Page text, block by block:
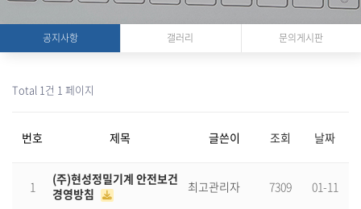
공지사항 갤러리 문의게시판
Total 1건 1 페이지
번호 제목 글쓴이 조회 날짜
1
(주)현성정밀기계 안전보건
경영방침
최고관리자 7309 01-11